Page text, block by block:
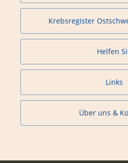
Krebsregister
Helfen
Links
Über uns &